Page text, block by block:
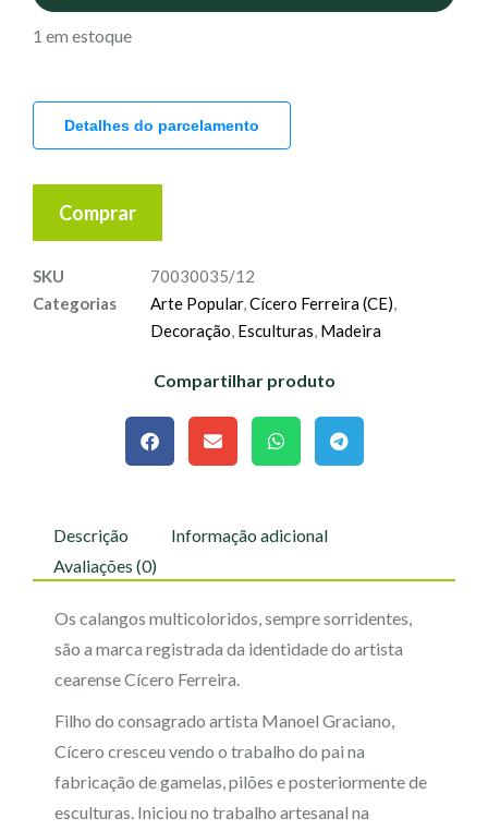
1 em estoque
Detalhes do parcelamento
Comprar
SKU
70030035/12
Categorias
Arte Popular,Cícero Ferreira (CE),
Decoração, Esculturas, Madeira
Compartilhar produto
Descrição
Informação adicional
Avaliações (0)
Os calangos multicoloridos, sempre sorridentes,
são a marca registrada da identidade do artista
cearense Cícero Ferreira.
Filho do consagrado artista Manoel Graciano,
Cícero cresceu vendo o trabalho do pai na
fabricação de gamelas, pilões e posteriormente de
esculturas. Iniciou no trabalho artesanal na